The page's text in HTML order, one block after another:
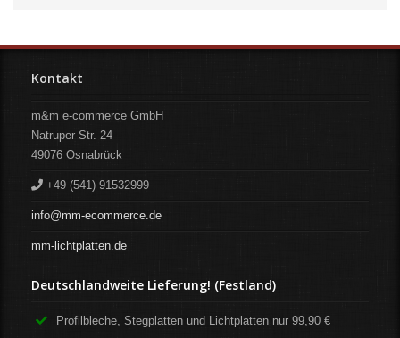
Kontakt
m&m e-commerce GmbH
Natruper Str. 24
49076 Osnabrück
+49 (541) 91532999
info@mm-ecommerce.de
mm-lichtplatten.de
Deutschlandweite Lieferung! (Festland)
Profilbleche, Stegplatten und Lichtplatten nur 99,90 €